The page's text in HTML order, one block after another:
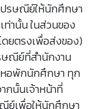
รษณีย์ให้นักศึกษา
านั้น ในส่วนของ
ยตรงเพื่อส่งของ)
ษณีย์ที่สำนักงาน
อพักนักศึกษา ทุก
กนั้นเจ้าหน้าที่
ย์เพื่อให้นักศึกษา